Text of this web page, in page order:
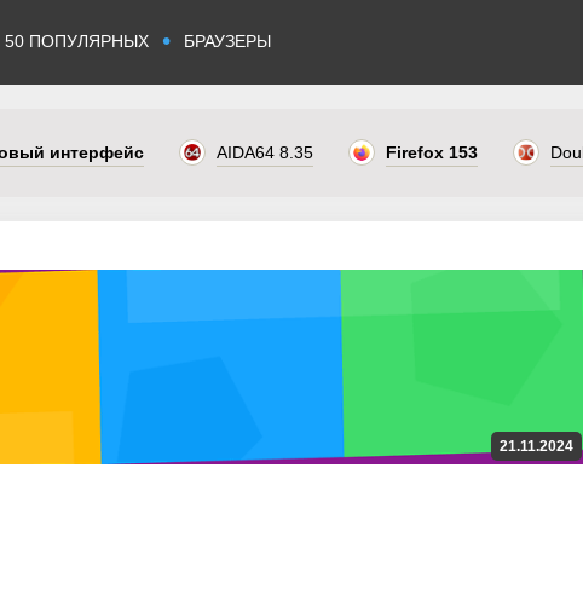
50 ПОПУЛЯРНЫХ • БРАУЗЕРЫ
интерфейс AIDA64 8.35 Firefox 153
21.11.2024